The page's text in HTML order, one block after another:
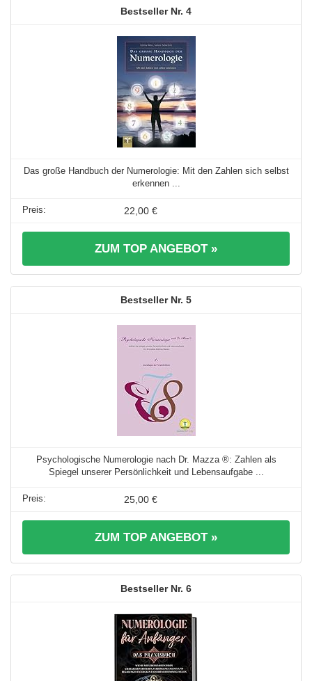
4
Das große Handbuch der Numerologie: Mit den Zahlen sich selbst
erkennen ...
22,00 €
ZUM TOP ANGEBOT »
5
Psychologische Numerologie nach Dr. Mazza ®: Zahlen als
Spiegel unserer Persönlichkeit und Lebensaufgabe ...
25,00 €
ZUM TOP ANGEBOT »
6